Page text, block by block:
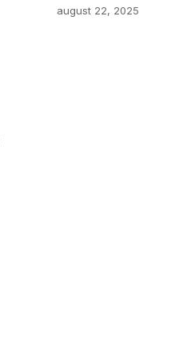
august 22, 2025